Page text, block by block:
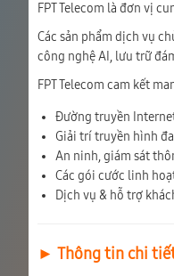
FPT Telecom là đơn vị
Các sản phẩm dịch vụ
công nghệ AI, lưu trữ
FPT Telecom cam kết
Đường truyền
Giải trí truyền hình
An ninh, giám sát
Các gói cước linh
Dịch vụ & hỗ trợ
► Thông tin chi